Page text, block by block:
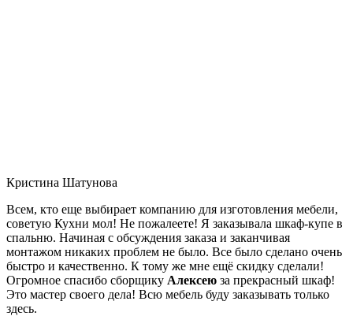
Кристина Шатунова
Всем, кто еще выбирает компанию для изготовления мебели,
советую Кухни мол! Не пожалеете! Я заказывала шкаф-купе в
спальню. Начиная с обсуждения заказа и заканчивая
монтажом никаких проблем не было. Все было сделано очень
быстро и качественно. К тому же мне ещё скидку сделали!
Огромное спасибо сборщику Алексею за прекрасный шкаф!
Это мастер своего дела! Всю мебель буду заказывать только
здесь.